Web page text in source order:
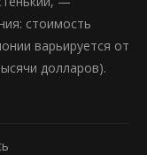
стоимость
варьируется от
долларов).